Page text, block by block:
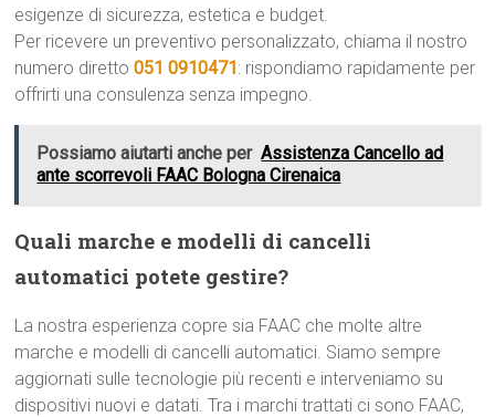
esigenze di sicurezza, estetica e budget.
Per ricevere un preventivo personalizzato, chiama il nostro
numero diretto051 0910471: rispondiamo rapidamente per
offrirti una consulenza senza impegno.
Possiamo aiutarti anche per Assistenza Cancello ad
ante scorrevoli FAAC Bologna Cirenaica
Quali marche e modelli di cancelli
automatici potete gestire?
La nostra esperienza copre sia FAAC che molte altre
marche e modelli di cancelli automatici. Siamo sempre
aggiornati sulle tecnologie più recenti e interveniamo su
dispositivi nuovi e datati. Tra i marchi trattati ci sono FAAC,